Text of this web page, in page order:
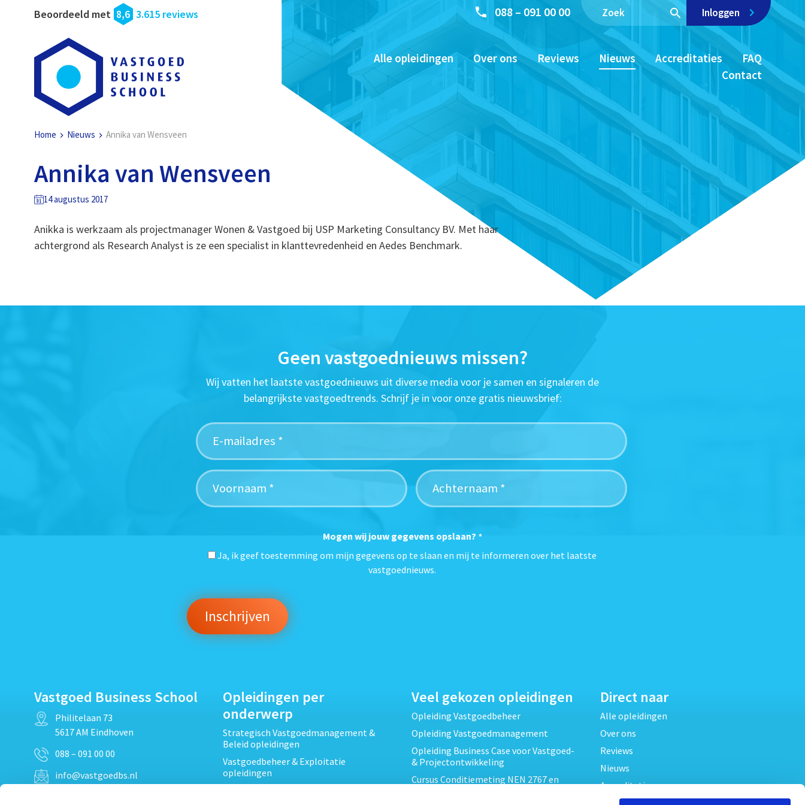
Beoordeeld met 8,6 3.615 reviews 088 – 091 00 00 Inloggen
Alle opleidingen Over ons Reviews Nieuws Accreditaties
FAQ
Contact
Home Nieuws Annika van Wensveen
Annika van Wensveen
14 augustus 2017
Anikka is werkzaam als projectmanager Wonen & Vastgoed bij USP Marketing Consultancy BV. Met haar
achtergrond als Research Analyst is ze een specialist in klanttevredenheid en Aedes Benchmark.
Geen vastgoednieuws missen?
Wij vatten het laatste vastgoednieuws uit diverse media voor je samen en signaleren de
belangrijkste vastgoedtrends. Schrijf je in voor onze gratis nieuwsbrief:
Mogen wij jouw gegevens opslaan? *
Ja, ik geef toestemming om mijn gegevens op te slaan en mij te informeren over het laatste
vastgoednieuws.
Vastgoed Business School
Philitelaan 73
5617 AM Eindhoven
088 – 091 00 00
info@vastgoedbs.nl
Opleidingen per
onderwerp
Strategisch Vastgoedmanagement &
Beleid opleidingen
Vastgoedbeheer & Exploitatie
opleidingen
Veel gekozen opleidingen
Opleiding Vastgoedbeheer
Opleiding Vastgoedmanagement
Opleiding Business Case voor Vastgoed-
& Projectontwikkeling
Cursus Conditiemeting NEN 2767 en
Direct naar
Alle opleidingen
Over ons
Reviews
Nieuws
Accreditaties